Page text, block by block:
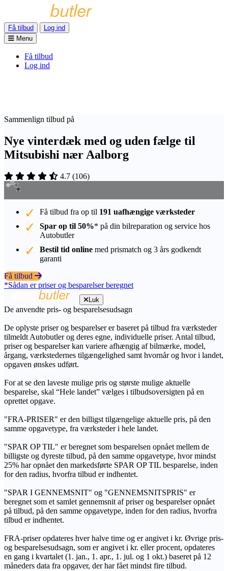
Få tilbud
Log ind
Menu
Få tilbud
Log ind
Sammenlign tilbud på
Nye vinterdæk med og uden fælge til
Mitsubishi nær Aalborg
4.7 (106)
Få tilbud fra op til 191 uafhængige værksteder
Spar op til 50%* på din bilreparation og service hos
Autobutler
Bestil tid online med prismatch og 3 års godkendt
garanti
Få tilbud
*Sådan er priser og besparelser beregnet
Luk
De anvendte pris- og besparelsesudsagn
De oplyste priser og besparelser er baseret på tilbud fra værksteder
tilmeldt Autobutler og deres egne, individuelle priser. Antal tilbud,
priser og besparelser kan variere afhængig af bilmærke, model,
årgang, værkstedernes tilgængelighed samt hvornår og hvor i landet,
opgaven ønskes udført.
For at se den laveste mulige pris og største mulige aktuelle
besparelse, skal “Hele landet” vælges i tilbudsoversigten på en
oprettet opgave.
"FRA-PRISER" er den billigst tilgængelige aktuelle pris, på den
samme opgavetype, fra værksteder i hele landet.
"SPAR OP TIL" er beregnet som besparelsen opnået mellem de
billigste og dyreste tilbud, på den samme opgavetype, hvor mindst
25% har opnået den markedsførte SPAR OP TIL besparelse, inden
for den radius, hvorfra tilbud er indhentet.
"SPAR I GENNEMSNIT" og "GENNEMSNITSPRIS" er
beregnet som et samlet gennemsnit af priser og besparelser opnået
på tilbud, på den samme opgavetype, inden for den radius, hvorfra
tilbud er indhentet.
FRA-priser opdateres hver halve time og er angivet i kr. Øvrige pris-
og besparelsesudsagn, som er angivet i kr. eller procent, opdateres
en gang i kvartalet (1. jan., 1. apr., 1. jul. og 1 okt.) baseret på 12
måneders data fra opgaver, der har fået mindst fire tilbud.